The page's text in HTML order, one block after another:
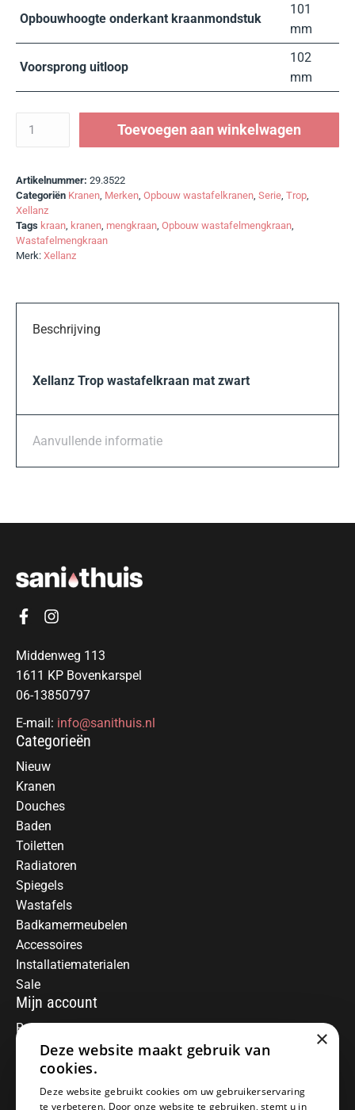
Opbouwhoogte onderkant kraanmondstuk
101
mm
Voorsprong uitloop
102
mm
Toevoegen aan winkelwagen
Artikelnummer: 29.3522
Categoriën Kranen, Merken, Opbouw wastafelkranen, Serie, Trop,
Xellanz
Tags kraan, kranen, mengkraan, Opbouw wastafelmengkraan,
Wastafelmengkraan
Merk: Xellanz
Beschrijving
Xellanz Trop wastafelkraan mat zwart
Aanvullende informatie
Middenweg 113
1611 KP Bovenkarspel
06-13850797
E-mail: info@sanithuis.nl
Categorieën
Nieuw
Kranen
Douches
Baden
Toiletten
Radiatoren
Spiegels
Wastafels
Badkamermeubelen
Accessoires
Installatiematerialen
Sale
Mijn account
Registreren
Mijn bestellingen
Informatie
Over ons
×
Deze website maakt gebruik van
cookies.
Deze website gebruikt cookies om uw gebruikerservaring
te verbeteren. Door onze website te gebruiken, stemt u in